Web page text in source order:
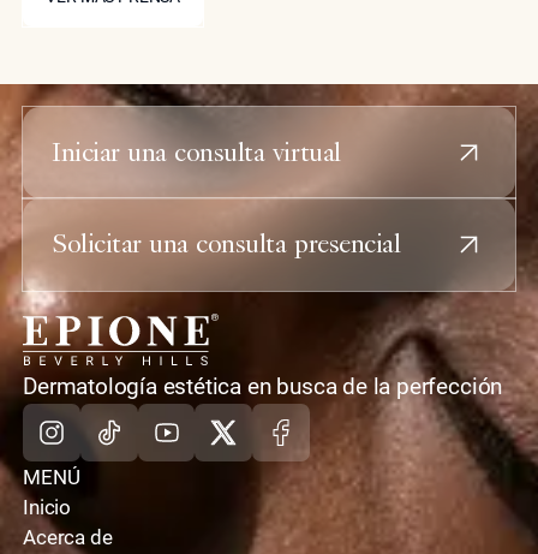
Iniciar una consulta virtual
Solicitar una consulta presencial
casa
Dermatología estética en busca de la perfección
Instagram
TikTokYoutube
X Facebook
MENÚ
Inicio
Acerca de